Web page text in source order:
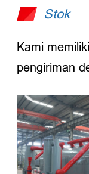
Stok
Kami
pengiriman